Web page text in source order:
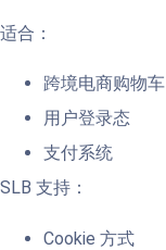
适合：
跨境电商购物车
用户登录态
支付系统
SLB 支持：
Cookie 方式